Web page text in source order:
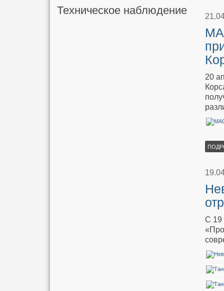
Техническое наблюдение
20
С 19